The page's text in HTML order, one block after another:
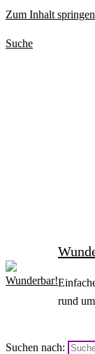
Zum Inhalt springen
Suche
rund
Suchen nach: